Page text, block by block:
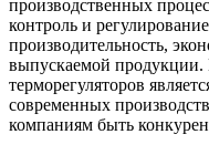
производственных
контроль и
производительность,
выпускаемой
терморегуляторов
современных
компаниям быть